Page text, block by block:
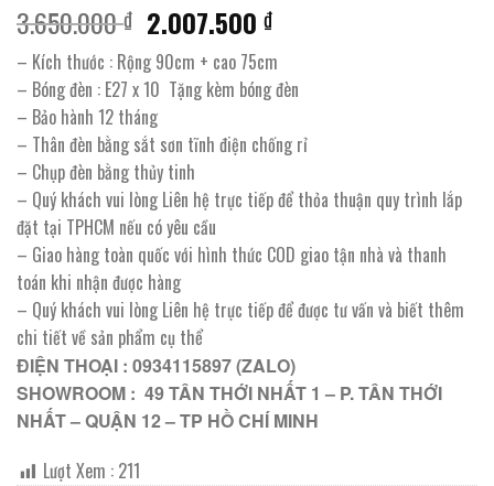
3.650.000₫ Giá
gốc
là:
3.650.000 ₫.
2.007.500₫Giá
hiện
tại
là:
2.007.500 ₫.
– Kích thước : Rộng 90cm + cao 75cm
– Bóng đèn : E27 x 10 Tặng kèm bóng đèn
– Bảo hành 12 tháng
– Thân đèn bằng sắt sơn tĩnh điện chống rỉ
– Chụp đèn bằng thủy tinh
– Quý khách vui lòng Liên hệ trực tiếp để thỏa thuận quy trình lắp
đặt tại TPHCM nếu có yêu cầu
– Giao hàng toàn quốc với hình thức COD giao tận nhà và thanh
toán khi nhận được hàng
– Quý khách vui lòng Liên hệ trực tiếp để được tư vấn và biết thêm
chi tiết về sản phẩm cụ thể
ĐIỆN THOẠI : 0934115897 (ZALO)
SHOWROOM : 49 TÂN THỚI NHẤT 1 – P. TÂN THỚI
NHẤT – QUẬN 12 – TP HỒ CHÍ MINH
Lượt Xem : 211